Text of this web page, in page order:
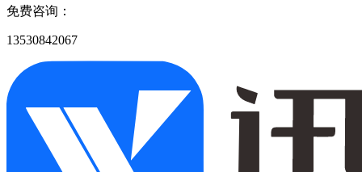
免费咨询：
13530842067